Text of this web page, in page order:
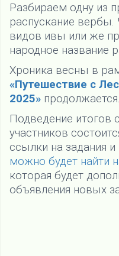
Разбираем одну из
распускание вербы.
видов ивы или же
народное название
Хроника весны в
«Путешествие с
2025» продолжается.
Подведение итогов
участников
ссылки на задания
можно будет найти
которая будет
объявления новых